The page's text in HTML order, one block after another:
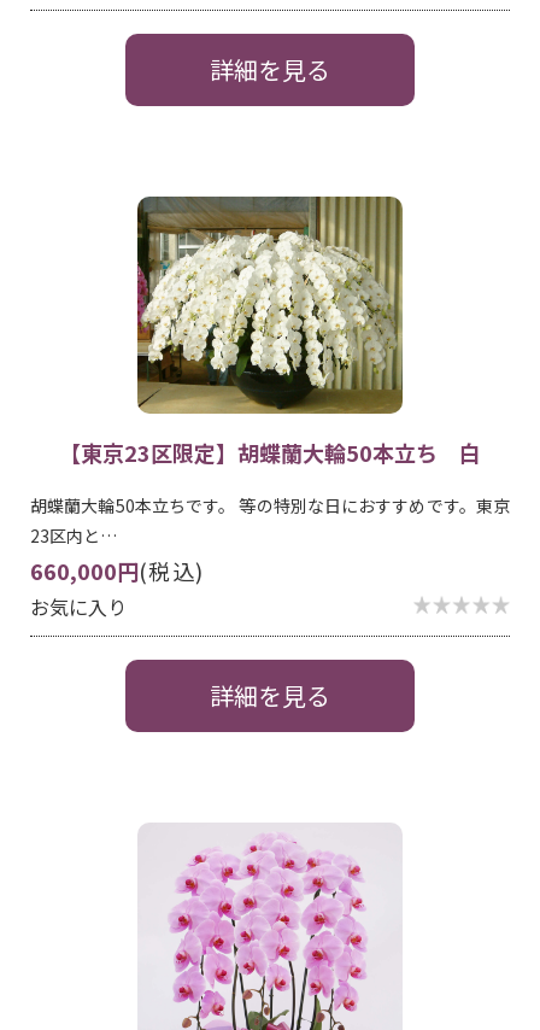
詳細を見る
【東京23区限定】胡蝶蘭大輪50本立ち 白
胡蝶蘭大輪50本立ちです。 等の特別な日におすすめです。東京
23区内と…
660,000円(税込)
お気に入り
詳細を見る